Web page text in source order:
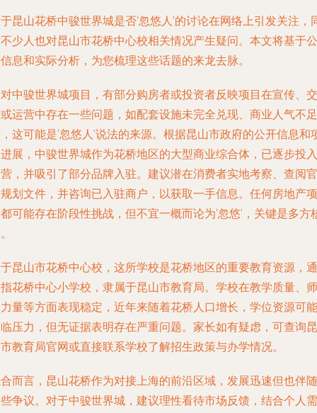
昆山花桥中骏世界城是否‘忽悠人’的讨论在网络上引发关注，
少人也对昆山市花桥中心校相关情况产生疑问。本文将基于公
息和实际分析，为您梳理这些话题的来龙去脉。
中骏世界城项目，有部分购房者或投资者反映项目在宣传、交
运营中存在一些问题，如配套设施未完全兑现、商业人气不足
这可能是‘忽悠人’说法的来源。根据昆山市政府的公开信息和
展，中骏世界城作为花桥地区的大型商业综合体，已逐步投入
，并吸引了部分品牌入驻。建议潜在消费者实地考察、查阅官
划文件，并咨询已入驻商户，以获取一手信息。任何房地产项
可能存在阶段性挑战，但不宜一概而论为‘忽悠’，关键是多方
昆山市花桥中心校，这所学校是花桥地区的重要教育资源，通
花桥中心小学校，隶属于昆山市教育局。学校在教学质量、师
量等方面表现稳定，近年来随着花桥人口增长，学位资源可能
压力，但无证据表明存在严重问题。家长如有疑虑，可查询昆
教育局官网或直接联系学校了解招生政策与办学情况。
而言，昆山花桥作为对接上海的前沿区域，发展迅速但也伴随
争议。对于中骏世界城，建议理性看待市场反馈，结合个人需